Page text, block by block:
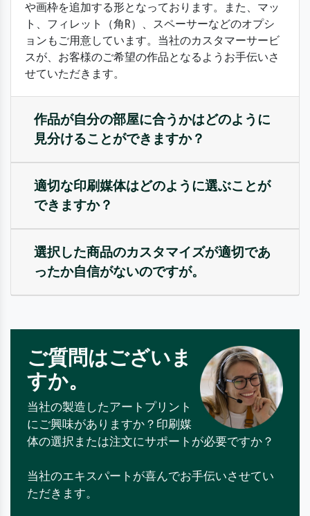
や画枠を追加する形となっております。また、マッ
ト、フィレット（角R）、スペーサーなどのオプシ
ョンもご用意しています。当社のカスタマーサービ
スが、お客様のご希望の作品となるようお手伝いさ
せていただきます。
作品が自分の部屋に合うかはどのように
見分けることができますか？
適切な印刷媒体はどのように選ぶことが
できますか？
選択した商品のカスタマイズが適切であ
ったか自信がないのですが。
ご質問はございま
すか。
当社の製造したアートプリント
にご興味がありますか？印刷媒
体の選択または注文にサポートが必要ですか？
当社のエキスパートが喜んでお手伝いさせてい
ただきます。